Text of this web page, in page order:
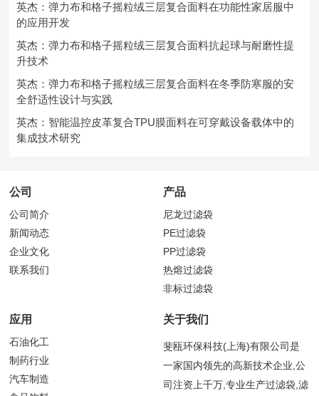
英杰：弹力布和格子摇粒绒三层复合面料在功能性家居服中
的应用开发
英杰：弹力布和格子摇粒绒三层复合面料抗起球与耐磨性提
升技术
英杰：弹力布和格子摇粒绒三层复合面料在冬季防寒服的安
全舒适性设计与实践
英杰：智能温控皮革复合TPU膜面料在可穿戴设备载体中的
集成技术研究
公司
公司简介
新闻动态
企业文化
联系我们
产品
尼龙过滤袋
PE过滤袋
PP过滤袋
热熔过滤袋
非标过滤袋
应用
石油化工
制药行业
汽车制造
关于我们
斐瓯环保科技(上海)有限公司是
一家国内领先的高新技术企业,公
司注资上千万,专业生产过滤袋,滤